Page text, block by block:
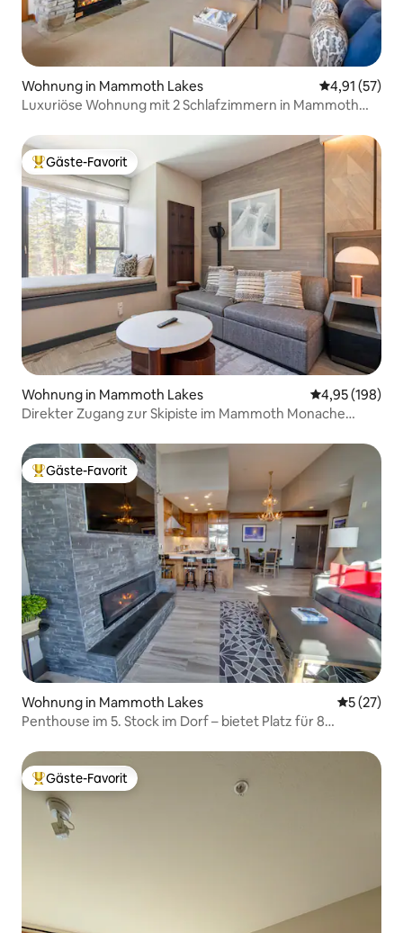
Wohnung in Mammoth Lakes
4,91 (57)
Luxuriöse Wohnung mit 2 Schlafzimmern in Mammoth
Beliebter Gäste-Favorit.
Gäste-Favorit
Wohnung in Mammoth Lakes
4,95 (198)
Direkter Zugang zur Skipiste im Mammoth Monache
Beliebter Gäste-Favorit.
Gäste-Favorit
Wohnung in Mammoth Lakes
5 (27)
Penthouse im 5. Stock im Dorf – bietet Platz für 8
Beliebter Gäste-Favorit.
Gäste-Favorit